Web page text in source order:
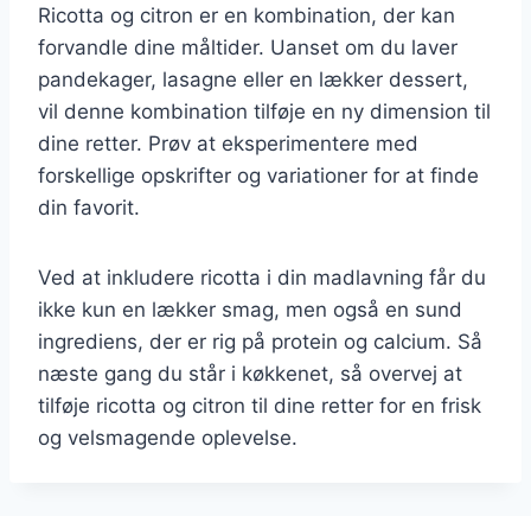
Ricotta og citron er en kombination, der kan
forvandle dine måltider. Uanset om du laver
pandekager, lasagne eller en lækker dessert,
vil denne kombination tilføje en ny dimension til
dine retter. Prøv at eksperimentere med
forskellige opskrifter og variationer for at finde
din favorit.
Ved at inkludere ricotta i din madlavning får du
ikke kun en lækker smag, men også en sund
ingrediens, der er rig på protein og calcium. Så
næste gang du står i køkkenet, så overvej at
tilføje ricotta og citron til dine retter for en frisk
og velsmagende oplevelse.